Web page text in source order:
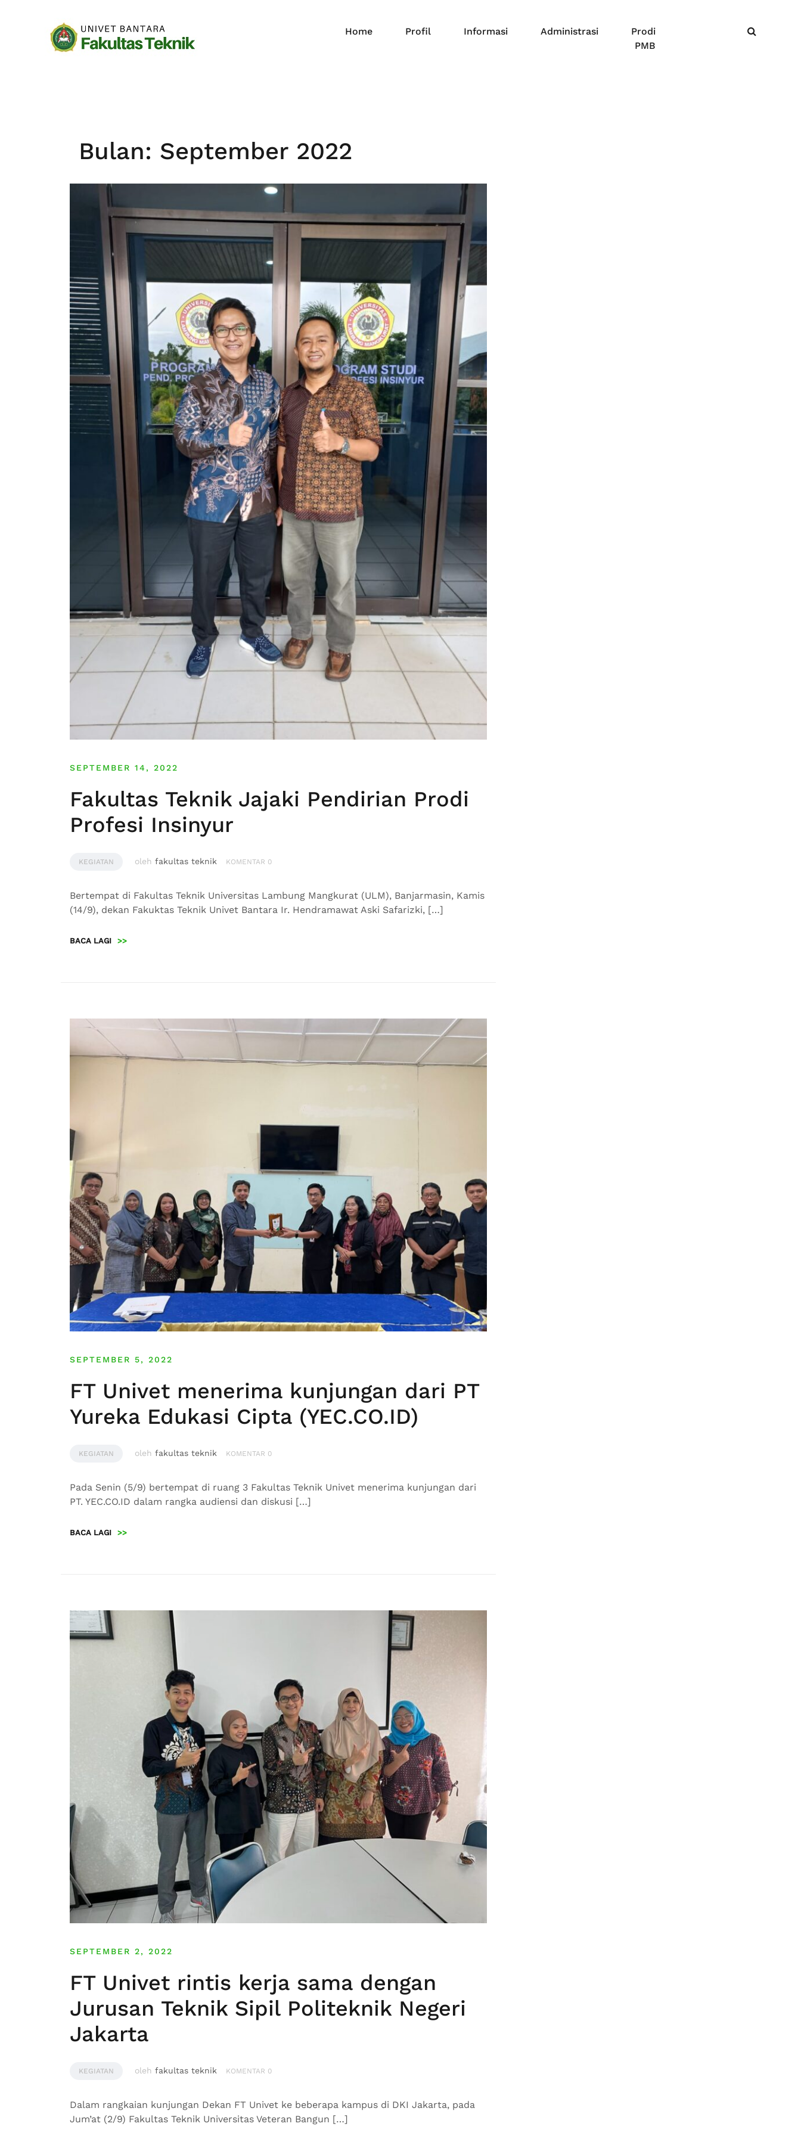
Home Profil Informasi Administrasi
Prodi
PMB
Bulan: September 2022
SEPTEMBER 14, 2022
Fakultas Teknik Jajaki Pendirian Prodi
Profesi Insinyur
KEGIATAN oleh fakultas teknik KOMENTAR 0
Bertempat di Fakultas Teknik Universitas Lambung Mangkurat (ULM), Banjarmasin, Kamis
(14/9), dekan Fakuktas Teknik Univet Bantara Ir. Hendramawat Aski Safarizki, […]
BACA LAGI >>
SEPTEMBER 5, 2022
FT Univet menerima kunjungan dari PT
Yureka Edukasi Cipta (YEC.CO.ID)
KEGIATAN oleh fakultas teknik KOMENTAR 0
Pada Senin (5/9) bertempat di ruang 3 Fakultas Teknik Univet menerima kunjungan dari
PT. YEC.CO.ID dalam rangka audiensi dan diskusi […]
BACA LAGI >>
SEPTEMBER 2, 2022
FT Univet rintis kerja sama dengan
Jurusan Teknik Sipil Politeknik Negeri
Jakarta
KEGIATAN oleh fakultas teknik KOMENTAR 0
Dalam rangkaian kunjungan Dekan FT Univet ke beberapa kampus di DKI Jakarta, pada
Jum’at (2/9) Fakultas Teknik Universitas Veteran Bangun […]